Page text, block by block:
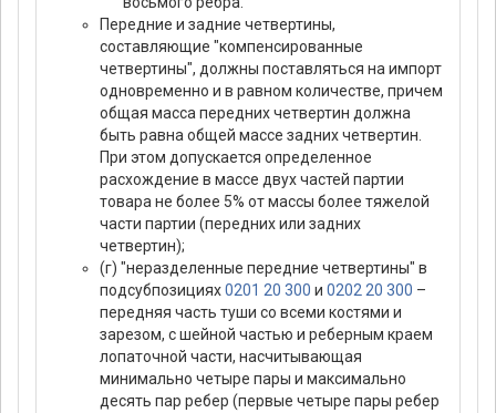
Передние и задние четвертины,
составляющие "компенсированные
четвертины", должны поставляться на импорт
одновременно и в равном количестве, причем
общая масса передних четвертин должна
быть равна общей массе задних четвертин.
При этом допускается определенное
расхождение в массе двух частей партии
товара не более 5% от массы более тяжелой
части партии (передних или задних
четвертин);
(г) "неразделенные передние четвертины" в
подсубпозициях0201 20 300 и 0202 20 300 –
передняя часть туши со всеми костями и
зарезом, с шейной частью и реберным краем
лопаточной части, насчитывающая
минимально четыре пары и максимально
десять пар ребер (первые четыре пары ребер